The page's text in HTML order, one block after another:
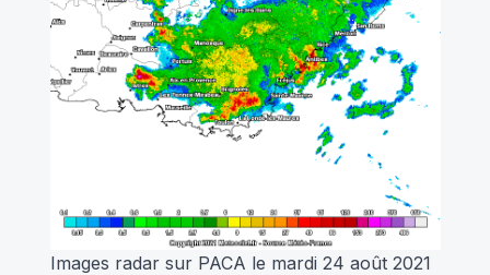
Images radar sur PACA le mardi 24 août 2021